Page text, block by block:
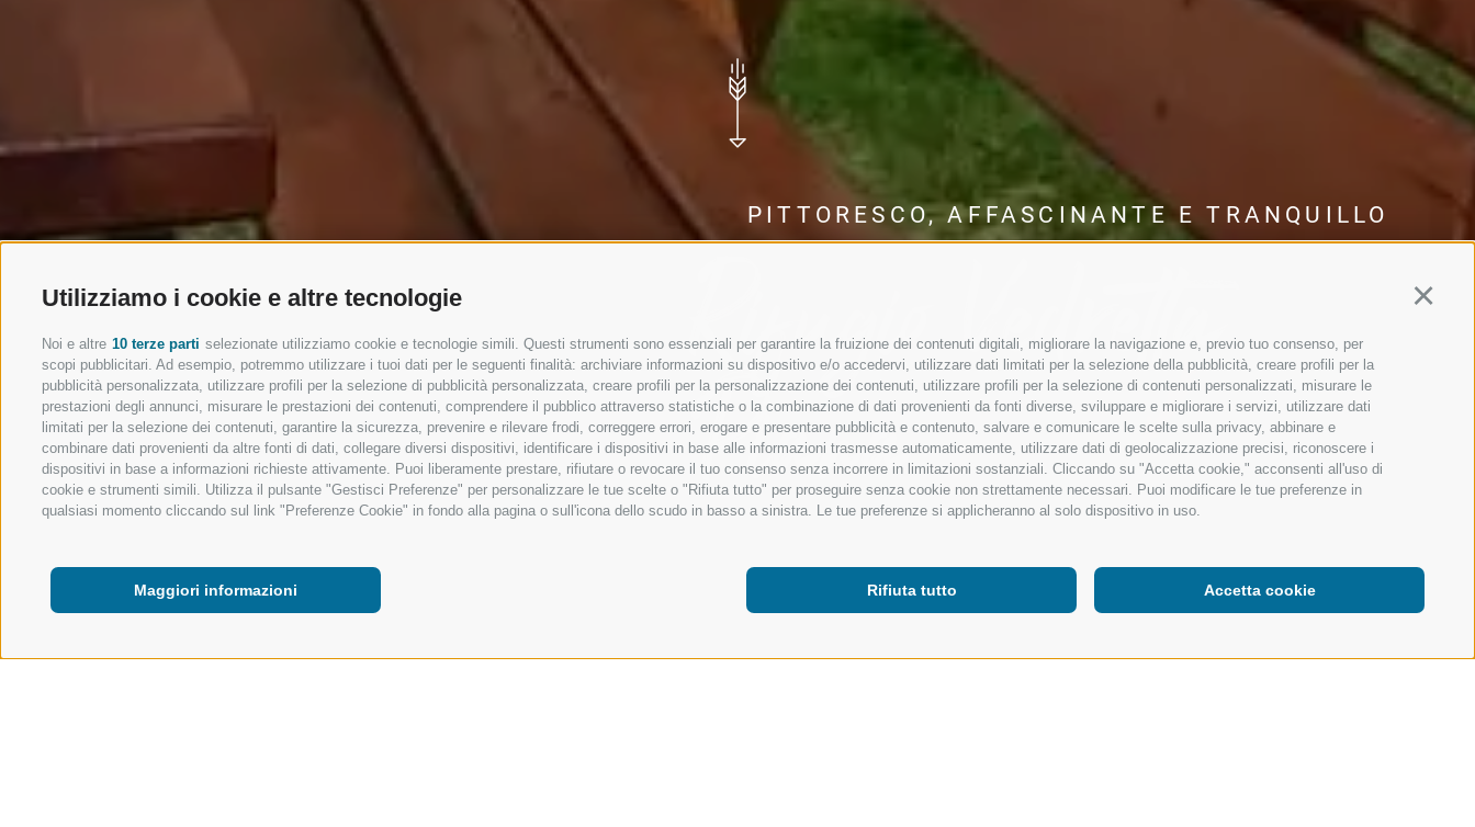
Utilizziamo i cookie e altre tecnologie
Noi e altre 10 terze parti selezionate utilizziamo cookie e tecnologie simili. Questi strumenti sono essenziali per garantire la fruizione dei contenuti digitali, migliorare la navigazione e, previo tuo consenso, per
scopi pubblicitari. Ad esempio, potremmo utilizzare i tuoi dati per le seguenti finalità: archiviare informazioni su dispositivo e/o accedervi, utilizzare dati limitati per la selezione della pubblicità, creare profili per la
pubblicità personalizzata, utilizzare profili per la selezione di pubblicità personalizzata, creare profili per la personalizzazione dei contenuti, utilizzare profili per la selezione di contenuti personalizzati, misurare le
prestazioni degli annunci, misurare le prestazioni dei contenuti, comprendere il pubblico attraverso statistiche o la combinazione di dati provenienti da fonti diverse, sviluppare e migliorare i servizi, utilizzare dati
limitati per la selezione dei contenuti, garantire la sicurezza, prevenire e rilevare frodi, correggere errori, erogare e presentare pubblicità e contenuto, salvare e comunicare le scelte sulla privacy, abbinare e
combinare dati provenienti da altre fonti di dati, collegare diversi dispositivi, identificare i dispositivi in base alle informazioni trasmesse automaticamente, utilizzare dati di geolocalizzazione precisi, riconoscere i
dispositivi in base a informazioni richieste attivamente. Puoi liberamente prestare, rifiutare o revocare il tuo consenso senza incorrere in limitazioni sostanziali. Cliccando su "Accetta cookie," acconsenti all'uso di
cookie e strumenti simili. Utilizza il pulsante "Gestisci Preferenze" per personalizzare le tue scelte o "Rifiuta tutto" per proseguire senza cookie non strettamente necessari. Puoi modificare le tue preferenze in
qualsiasi momento cliccando sul link "Preferenze Cookie" in fondo alla pagina o sull'icona dello scudo in basso a sinistra. Le tue preferenze si applicheranno al solo dispositivo in uso.
Accetta cookie
Rifiuta tutto
Maggiori informazioni
PITTORESCO, AFFASCINANTE E TRANQUILLO
Rifugio Vedretta
Piana